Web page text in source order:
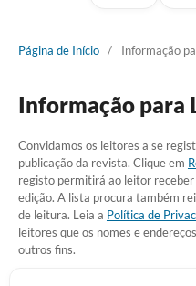
Página de Início / Informação
Informação para
Convidamos os leitores a se
publicação da revista. Clique em
registo permitirá ao leitor
edição. A lista procura também
de leitura. Leia a Política de
leitores que os nomes e
outros fins.